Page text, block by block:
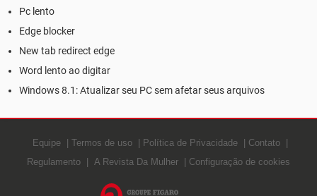
Pc lento
Edge blocker
New tab redirect edge
Word lento ao digitar
Windows 8.1: Atualizar seu PC sem afetar seus arquivos
Equipe Termos de uso Política de Privacidade
Contato
Regulamento
A Revista Da Mulher Configuração de cookies